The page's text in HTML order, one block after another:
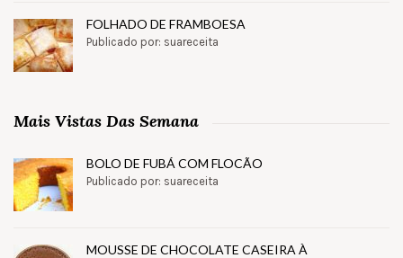
FOLHADO DE FRAMBOESA
Publicado por: suareceita
Mais Vistas Das Semana
BOLO DE FUBÁ COM FLOCÃO
Publicado por: suareceita
MOUSSE DE CHOCOLATE CASEIRA À